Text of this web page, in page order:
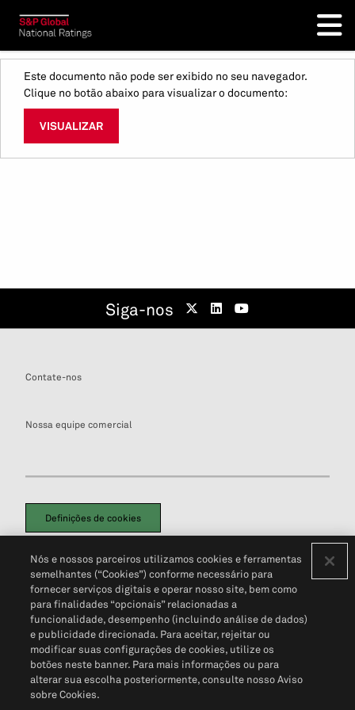
Este documento não pode ser exibido no seu navegador.
Clique no botão abaixo para visualizar o documento:
VISUALIZAR
Siga-nos
Contate-nos
Nossa equipe comercial
Definições de cookies
Política de PrivacidadePortal de privacidade do cliente (em inglês)
Não Venda Minhas Informações Pessoais© 2026 S&P Global
Nós e nossos parceiros utilizamos cookies e ferramentas
semelhantes (“Cookies”) conforme necessário para
fornecer serviços digitais e operar nosso site, bem como
para finalidades “opcionais” relacionadas a
funcionalidade, desempenho (incluindo análise de dados)
e publicidade direcionada. Para aceitar, rejeitar ou
modificar suas configurações de cookies, utilize os
botões neste banner. Para mais informações ou para
alterar sua escolha posteriormente, consulte nosso Aviso
sobre Cookies.